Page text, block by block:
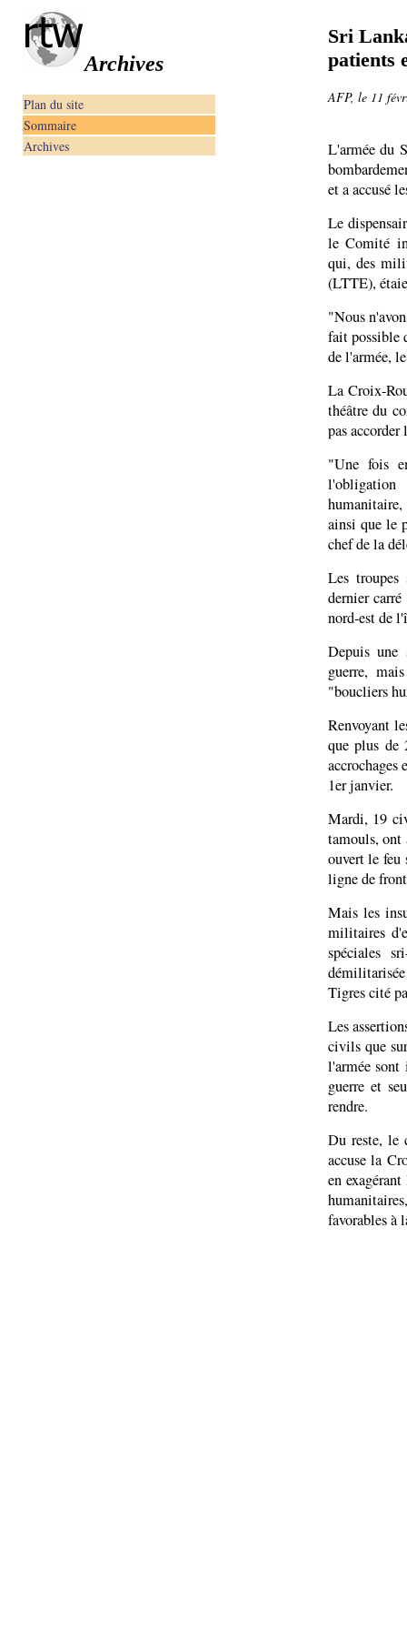
Archives
Plan du site
Sommaire
Archives
Sri
patients
AFP, le 11
L'armée du
et a accusé
Le
le Comité
qui, des
(LTTE),
"Nous
fait possible
de l'armée,
La Croix-
théâtre du
pas
"Une fois
ainsi que le
chef de la
Les
dernier
nord-est de
Depuis
guerre,
"boucliers
Renvoyant
que plus de
1er janvier.
Mardi, 19
tamouls, ont
ouvert le feu
ligne de
Mais les
militaires
spéciales
démilitarisée
Tigres cité
Les
civils que
l'armée sont
guerre et
rendre.
Du reste, le
accuse la
en
favorables à